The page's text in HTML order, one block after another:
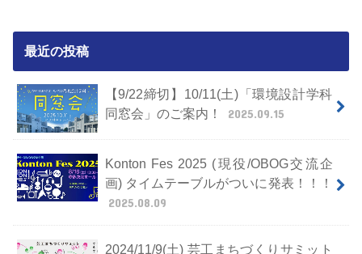
最近の投稿
【9/22締切】10/11(土)「環境設計学科
同窓会」のご案内！
2025.09.15
Konton Fes 2025 (現役/OBOG交流企
画) タイムテーブルがついに発表！！！
2025.08.09
2024/11/9(土) 芸工まちづくりサミット